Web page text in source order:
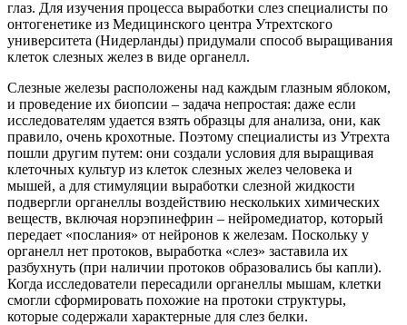
глаз. Для изучения процесса выработки слез специалисты по
онтогенетике из Медицинского центра Утрехтского
университета (Нидерланды) придумали способ выращивания
клеток слезных желез в виде органелл.
Слезные железы расположены над каждым глазным яблоком,
и проведение их биопсии – задача непростая: даже если
исследователям удается взять образцы для анализа, они, как
правило, очень крохотные. Поэтому специалисты из Утрехта
пошли другим путем: они создали условия для выращивая
клеточных культур из клеток слезных желез человека и
мышей, а для стимуляции выработки слезной жидкости
подвергли органеллы воздействию нескольких химических
веществ, включая норэпинефрин – нейромедиатор, который
передает «послания» от нейронов к железам. Поскольку у
органелл нет протоков, выработка «слез» заставила их
разбухнуть (при наличии протоков образовались бы капли).
Когда исследователи пересадили органеллы мышам, клетки
смогли сформировать похожие на протоки структуры,
которые содержали характерные для слез белки.